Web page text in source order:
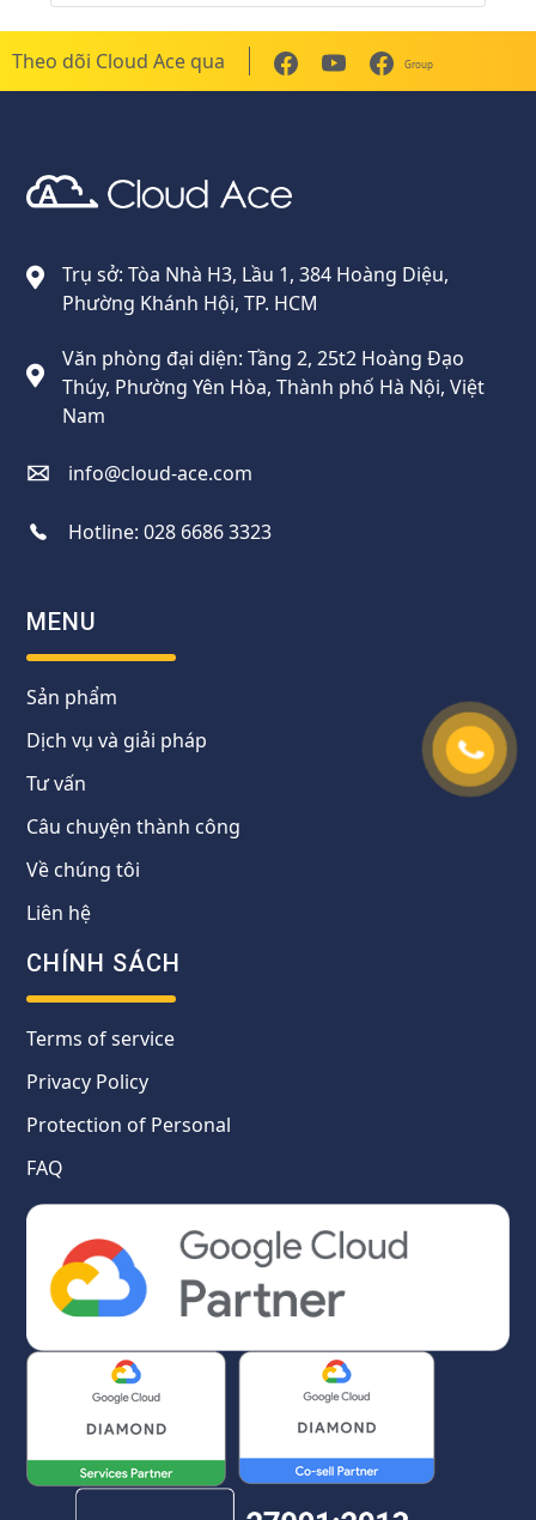
Theo dõi Cloud Ace qua Group
Trụ sở: Tòa Nhà H3, Lầu 1, 384 Hoàng Diệu,
Phường Khánh Hội, TP. HCM
Văn phòng đại diện: Tầng 2, 25t2 Hoàng Đạo
Thúy, Phường Yên Hòa, Thành phố Hà Nội, Việt
Nam
info@cloud-ace.com
Hotline:028 6686 3323
MENU
Sản phẩm
Dịch vụ và giải pháp
Tư vấn
Câu chuyện thành công
Về chúng tôi
Liên hệ
CHÍNH SÁCH
Terms of service
Privacy Policy
Protection of Personal
FAQ